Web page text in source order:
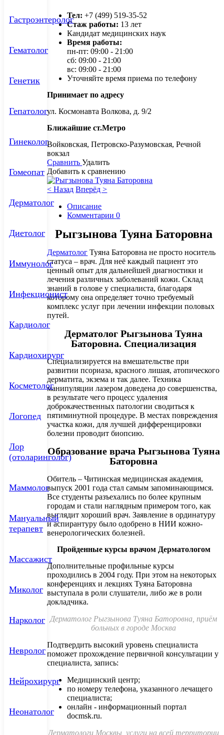
Тел:+7 (499) 519-35-52
Стаж работы: 13 лет
Кандидат медицинских наук
Время работы:
пн-пт: 09:00 - 21:00
сб: 09:00 - 21:00
вс: 09:00 - 21:00
Уточняйте время приема по телефону
Принимает по адресу
ул. Космонавта Волкова, д. 9/2
Ближайшие ст.Метро
Войковская, Петровско-Разумовская, Речной
вокзал
СравнитьУдалить
Добавить к сравнению
< Назад Вперёд >
Описание
Комментарии0
Рыгзынова Туяна Баторовна
Дерматолог Туяна Баторовна не просто носитель
статуса – врач. Для неё каждый пациент это
ценный опыт для дальнейшей диагностики и
лечения различных заболеваний кожи. Склад
знаний в голове у специалиста, благодаря
которому она определяет точно требуемый
комплекс услуг при лечении инфекции половых
путей.
Дерматолог Рыгзынова Туяна
Баторовна. Специализация
Специализируется на вмешательстве при
развитии псориаза, красного лишая, атопического
дерматита, экзема и так далее. Техника
манипуляции лазером доведена до совершенства,
в результате чего процесс удаления
доброкачественных патологии сводиться к
пятиминутной процедуре. В местах повреждения
участка кожи, для лучшей дифференцировки
болезни проводит биопсию.
Образование врача Рыгзынова Туяна
Баторовна
Обитель – Читинская медицинская академия,
выпуск 2001 года стал самым запоминающимся.
Все студенты разъехались по более крупным
городам и стали наглядным примером того, как
выглядит хороший врач. Заявление в ординатуру
и аспирантуру было одобрено в НИИ кожно-
венерологических болезней.
Пройденные курсы врачом Дерматологом
Дополнительные профильные курсы
проходились в 2004 году. При этом на некоторых
конференциях и лекциях Туяна Баторовна
выступала в роли слушатели, либо же в роли
докладчика.
Дерматолог Рыгзынова Туяна Баторовна, приём
больных в городе Москва
Подтвердить высокий уровень специалиста
поможет прохождение первичной консультации у
специалиста, запись:
Медицинский центр;
по номеру телефона, указанного лечащего
специалиста;
онлайн - информационный портал
docmsk.ru.
Дерматологи Москвы, услуги на всей территории
Гастроэнтеролог
Гематолог
Генетик
Гепатолог
Гинеколог
Гомеопат
Дерматолог
Диетолог
Иммунолог
Инфекционист
Кардиолог
Кардиохирург
Косметолог
Логопед
Лор
(отоларинголог)
Маммолог
Мануальный
терапевт
Массажист
Миколог
Нарколог
Невролог
Нейрохирург
Неонатолог